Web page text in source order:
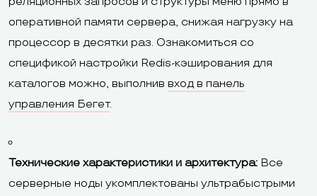
оперативной памяти сервера, снижая нагрузку на
процессор в десятки раз. Ознакомиться со
спецификой настройки Redis-кэширования для
каталогов можно, выполнив вход в панель
управления Бегет.
Технические характеристики и архитектура: Все
серверные ноды укомплектованы ультрабыстрыми